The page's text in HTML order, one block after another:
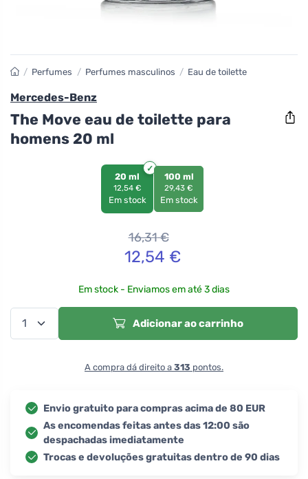
/ Perfumes / Perfumes masculinos / Eau de toilette
Mercedes-Benz
The Move eau de toilette para
homens 20 ml
20 ml
12,54 €
Em stock
100 ml
29,43 €
Em stock
16,31€
12,54 €
Em stock - Enviamos em até 3 dias
Adicionar ao carrinho
A compra dá direito a 313 pontos.
Envio gratuito para compras acima de 80 EUR
As encomendas feitas antes das 12:00 são
despachadas imediatamente
Trocas e devoluções gratuitas dentro de 90 dias